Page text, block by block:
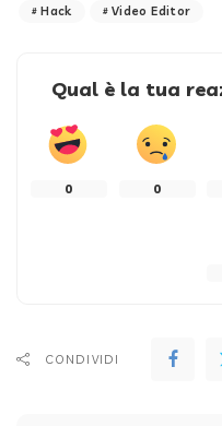
Hack
Video Editor
Qual è la tua
0 0
CONDIVIDI